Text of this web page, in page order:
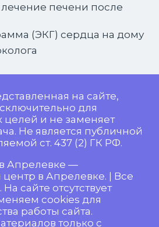
печени после
(ЭКГ) сердца на дому
на сайте,
для
целей и не заменяет
Не является публичной
ст. 437 (2) ГК РФ.
Апрелевке —
в Апрелевке. | Все
сайте отсутствует
cookies для
работы сайта.
только с